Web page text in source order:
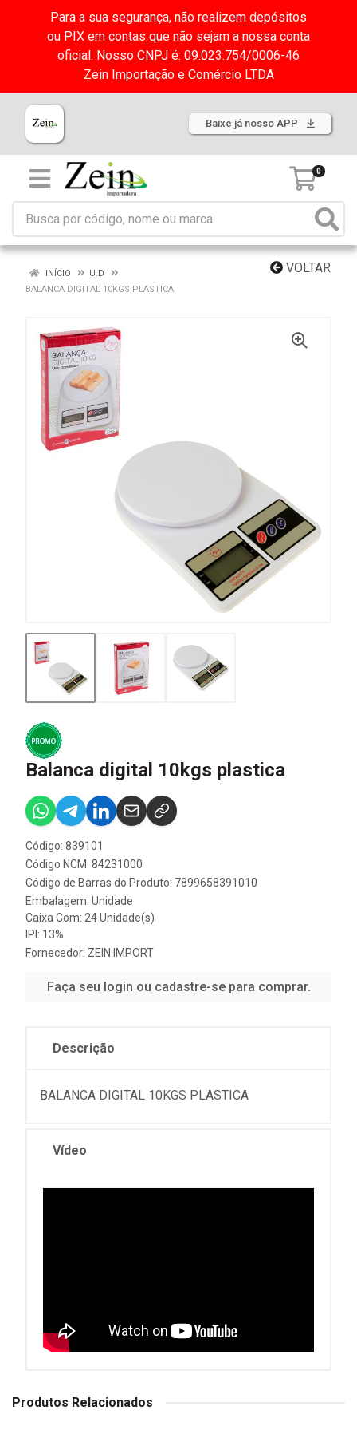
Para a sua segurança, não realizem depósitos
ou PIX em contas que não sejam a nossa conta
oficial. Nosso CNPJ é: 09.023.754/0006-46
Zein Importação e Comércio LTDA
Baixe já nosso APP
0
VOLTAR
INÍCIO
U.D
BALANCA DIGITAL 10KGS PLASTICA
Balanca digital 10kgs plastica
Código: 839101
Código NCM: 84231000
Código de Barras do Produto: 7899658391010
Embalagem: Unidade
Caixa Com: 24 Unidade(s)
IPI: 13%
Fornecedor: ZEIN IMPORT
Faça seu login ou cadastre-se para comprar.
Descrição
BALANCA DIGITAL 10KGS PLASTICA
Vídeo
Produtos Relacionados